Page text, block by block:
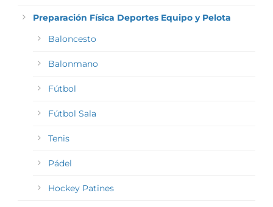
Preparación Física Deportes Equipo y Pelota
Baloncesto
Balonmano
Fútbol
Fútbol Sala
Tenis
Pádel
Hockey Patines